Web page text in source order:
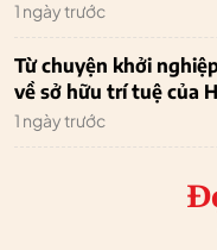
1 ngày trước
Từ chuyện khởi
về sở hữu trí tuệ của
1 ngày trước